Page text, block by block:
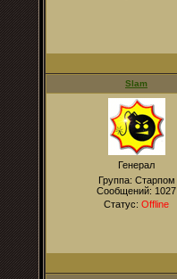
Slam
Генерал
Группа: Старпом
Сообщений: 1027
Статус: Offline